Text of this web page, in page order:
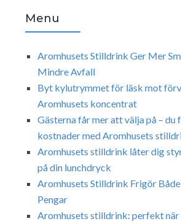
Menu
Aromhusets Stilldrink Ger Mer
Mindre Avfall
Byt kylutrymmet för läsk mot
Aromhusets koncentrat
Gästerna får mer att välja på – du
kostnader med Aromhusets
Aromhusets stilldrink låter dig
på din lunchdryck
Aromhusets Stilldrink Frigör
Pengar
Aromhusets stilldrink: perfekt när